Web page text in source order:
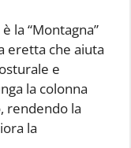
la “Montagna”
eretta che aiuta
e
la colonna
rendendo la
la